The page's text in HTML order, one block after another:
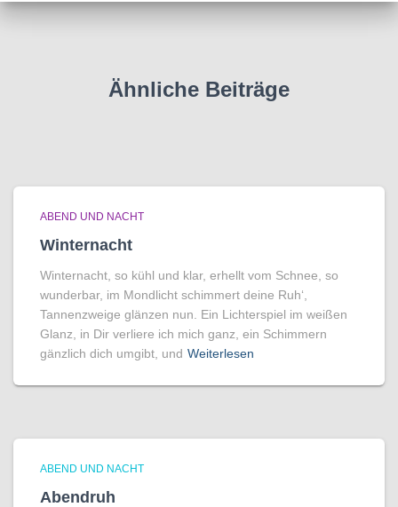
Ähnliche Beiträge
ABEND UND NACHT
Winternacht
Winternacht, so kühl und klar, erhellt vom Schnee, so
wunderbar, im Mondlicht schimmert deine Ruh‘,
Tannenzweige glänzen nun. Ein Lichterspiel im weißen
Glanz, in Dir verliere ich mich ganz, ein Schimmern
gänzlich dich umgibt, und Weiterlesen
ABEND UND NACHT
Abendruh